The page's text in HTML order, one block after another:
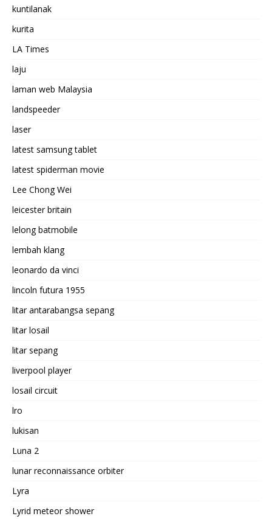
kuntilanak
kurita
LA Times
laju
laman web Malaysia
landspeeder
laser
latest samsung tablet
latest spiderman movie
Lee Chong Wei
leicester britain
lelong batmobile
lembah klang
leonardo da vinci
lincoln futura 1955
litar antarabangsa sepang
litar losail
litar sepang
liverpool player
losail circuit
lro
lukisan
Luna 2
lunar reconnaissance orbiter
Lyra
Lyrid meteor shower